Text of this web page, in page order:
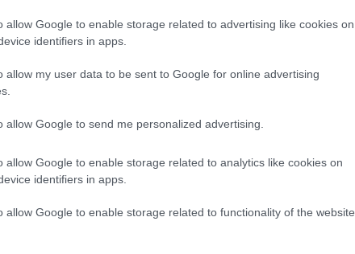
allow Google to enable storage related to advertising like cookies on
identifiers in apps.
allow my user data to be sent to Google for online advertising
allow Google to send me personalized advertising.
allow Google to enable storage related to analytics like cookies on
identifiers in apps.
allow Google to enable storage related to functionality of the website
27 septembre 2016 0 3 852
3 nouvelles tablettes de chocolat
bio et équitables Alter Eco, ultra
LAIT FOURRÉ COCO Une alliance de douceur et
Lire la suite »